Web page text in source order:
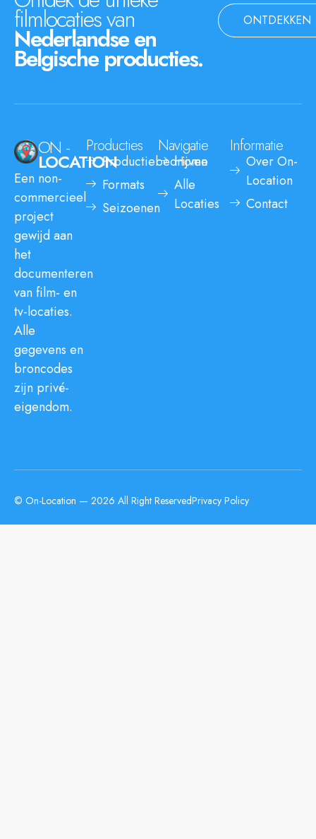
filmlocaties van
Nederlandse en
Belgische producties.
ONTDEKKEN
ON -
LOCATION
Een non-
commercieel
project
gewijd aan
het
documenteren
van film- en
tv-locaties.
Alle
gegevens en
broncodes
zijn privé-
eigendom.
Producties
Productiebedrijven
Formats
Seizoenen
Navigatie
Home
Alle
Locaties
Informatie
Over On-
Location
Contact
© On-Location — 2026 All Right ReservedPrivacy Policy